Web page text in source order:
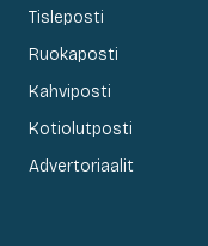
Tisleposti
Ruokaposti
Kahviposti
Kotiolutposti
Advertoriaalit